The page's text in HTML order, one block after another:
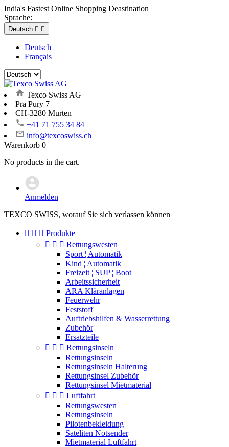
India's Fastest Online Shopping Deastination
Sprache:
Deutsch  
Deutsch
Français
Texco Swiss AG
Pra Pury 7
CH-3280 Murten
+41 71 755 34 84
info@texcoswiss.ch
Warenkorb 0
No products in the cart.
Anmelden
TEXCO SWISS, worauf Sie sich verlassen können
   Produkte
   Rettungswesten
Sport ¦ Automatik
Kind ¦ Automatik
Freizeit ¦ SUP ¦ Boot
Arbeitssicherheit
ARA Kläranlagen
Feuerwehr
Feststoff
Auftriebshilfen & Wasserrettung
Zubehör
Ersatzteile
   Rettungsinseln
Rettungsinseln
Rettungsinseln Halterung
Rettungsinsel Zubehör
Rettungsinsel Mietmaterial
   Luftfahrt
Rettungswesten
Rettungsinseln
Pilotenbekleidung
Sateliten Notsender
Mietmaterial Luftfahrt